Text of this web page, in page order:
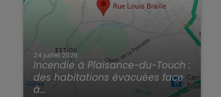
24 juillet 2026
Incendie à Plaisance-du-Touch :
des habitations évacuées face
à...